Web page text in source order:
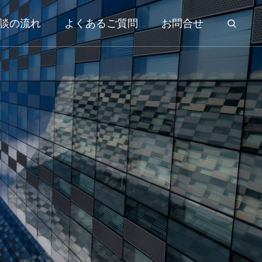
の流れ よくあるご質問 お問合せ